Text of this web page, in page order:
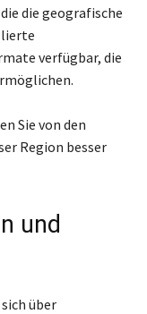
die geografische
verfügbar, die
Sie von den
Region besser
und
über